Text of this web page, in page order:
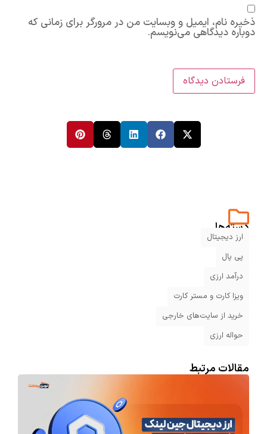
ذخیره نام، ایمیل و وبسایت من در مرورگر برای زمانی که
دوباره دیدگاهی می‌نویسم.
دسته‌ها
ارز دیجیتال
پی پال
درآمد ارزی
ویزا کارت و مستر کارت
خرید از سایت‌های خارجی
حواله ارزی
مقالات مرتبط